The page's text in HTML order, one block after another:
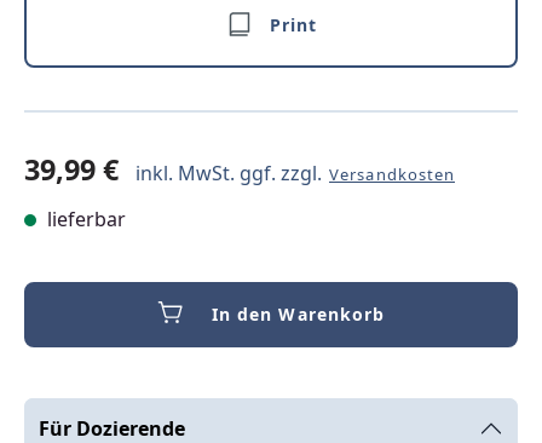
Print
39,99 € inkl. MwSt. ggf. zzgl. Versandkosten
lieferbar
In den Warenkorb
Für Dozierende